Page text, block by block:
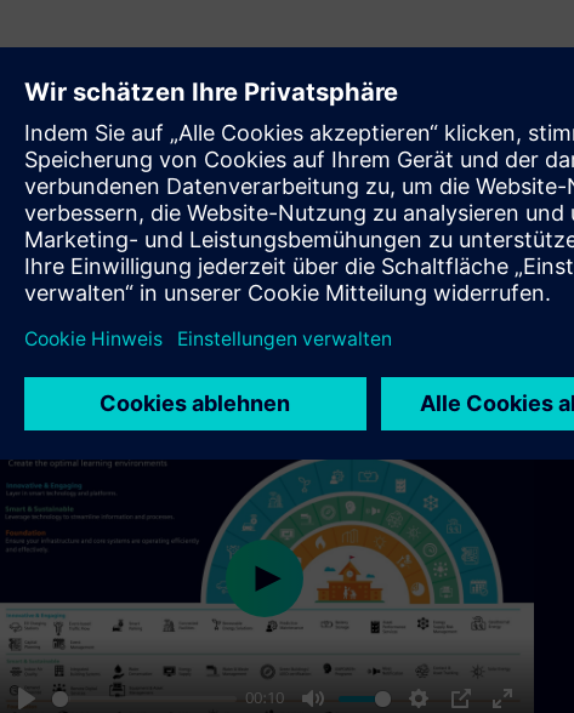
die eine nachhaltige
Betrieb können wir Ihnen helfen, Ihre Schule oder Ihren Bezirk zu
unterstützen.
00:10
Play